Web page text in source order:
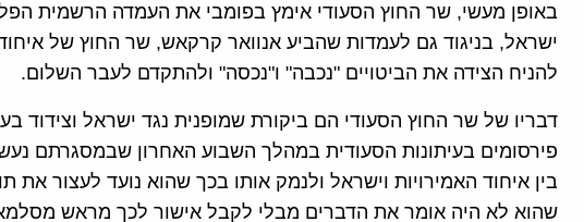
באופן מעשי, שר החוץ הסעודי אימץ בפומבי את העמדה הרשמית
ישראל, בניגוד גם לעמדות שהביע אנוואר קרקאש, שר החוץ של
להניח הצידה את הביטויים "נכבה" ו"נכסה" ולהתקדם לעבר השלום.
דבריו של שר החוץ הסעודי הם ביקורת שמופנית נגד ישראל וצידוד
פירסומים בעיתונות הסעודית במהלך השבוע האחרון שבמסגרתם
בין איחוד האמירויות וישראל ולנמק אותו בכך שהוא נועד לעצור את
שהוא לא היה אומר את הדברים מבלי לקבל אישור לכך מראש